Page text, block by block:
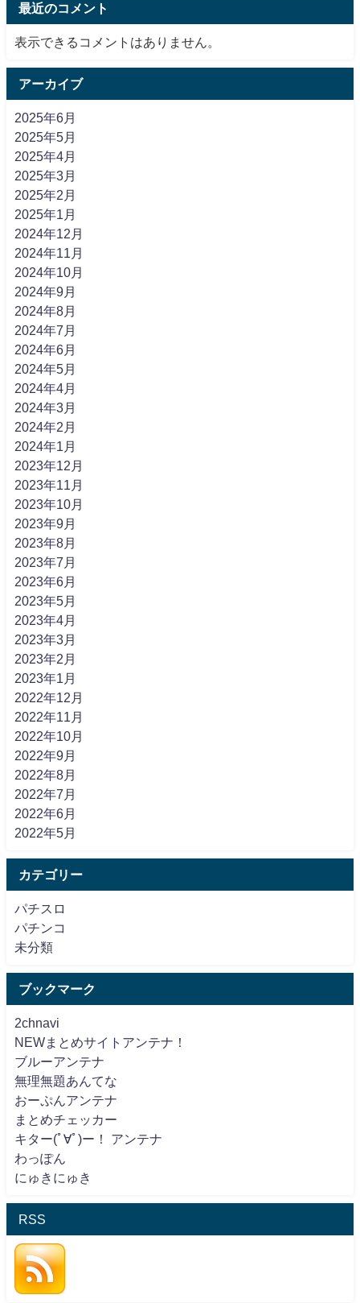
最近のコメント
表示できるコメントはありません。
アーカイブ
2025年6月
2025年5月
2025年4月
2025年3月
2025年2月
2025年1月
2024年12月
2024年11月
2024年10月
2024年9月
2024年8月
2024年7月
2024年6月
2024年5月
2024年4月
2024年3月
2024年2月
2024年1月
2023年12月
2023年11月
2023年10月
2023年9月
2023年8月
2023年7月
2023年6月
2023年5月
2023年4月
2023年3月
2023年2月
2023年1月
2022年12月
2022年11月
2022年10月
2022年9月
2022年8月
2022年7月
2022年6月
2022年5月
カテゴリー
パチスロ
パチンコ
未分類
ブックマーク
2chnavi
NEWまとめサイトアンテナ！
ブルーアンテナ
無理無題あんてな
おーぷんアンテナ
まとめチェッカー
キター(ﾟ∀ﾟ)ー！ アンテナ
わっぽん
にゅきにゅき
RSS